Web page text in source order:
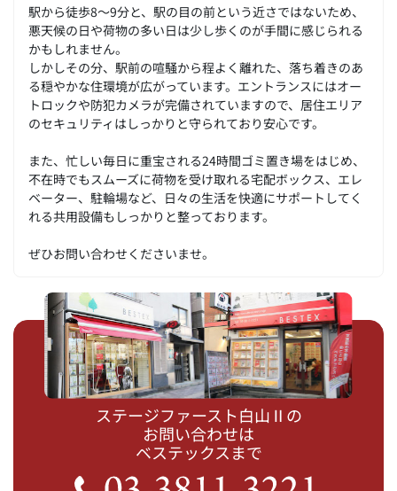
駅から徒歩8～9分と、駅の目の前という近さではないため、
悪天候の日や荷物の多い日は少し歩くのが手間に感じられる
かもしれません。
しかしその分、駅前の喧騒から程よく離れた、落ち着きのあ
る穏やかな住環境が広がっています。エントランスにはオー
トロックや防犯カメラが完備されていますので、居住エリア
のセキュリティはしっかりと守られており安心です。
また、忙しい毎日に重宝される24時間ゴミ置き場をはじめ、
不在時でもスムーズに荷物を受け取れる宅配ボックス、エレ
ベーター、駐輪場など、日々の生活を快適にサポートしてく
れる共用設備もしっかりと整っております。
ぜひお問い合わせくださいませ。
ステージファースト白山Ⅱの
お問い合わせは
ベステックスまで